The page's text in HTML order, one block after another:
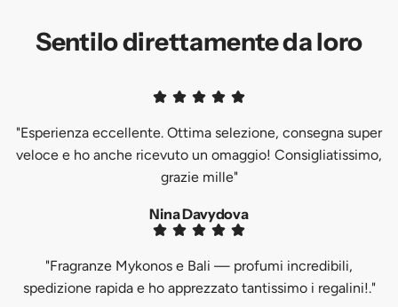
Sentilo direttamente da loro
"Esperienza eccellente. Ottima selezione, consegna super
veloce e ho anche ricevuto un omaggio! Consigliatissimo,
grazie mille"
Nina Davydova
"Fragranze Mykonos e Bali — profumi incredibili,
spedizione rapida e ho apprezzato tantissimo i regalini!."